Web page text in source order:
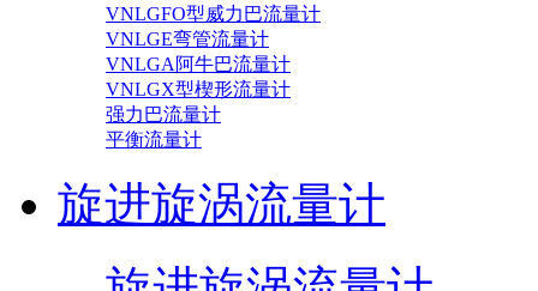
VNLGFO型威力巴流量计
VNLGE弯管流量计
VNLGA阿牛巴流量计
VNLGX型楔形流量计
强力巴流量计
平衡流量计
旋进旋涡流量计